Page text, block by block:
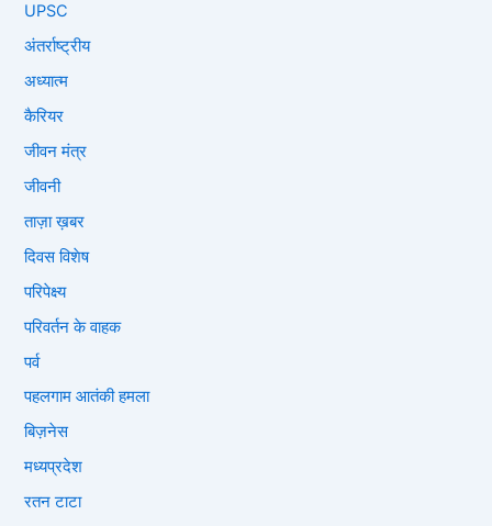
UPSC
अंतर्राष्ट्रीय
अध्यात्म
कैरियर
जीवन मंत्र
जीवनी
ताज़ा ख़बर
दिवस विशेष
परिपेक्ष्य
परिवर्तन के वाहक
पर्व
पहलगाम आतंकी हमला
बिज़नेस
मध्यप्रदेश
रतन टाटा